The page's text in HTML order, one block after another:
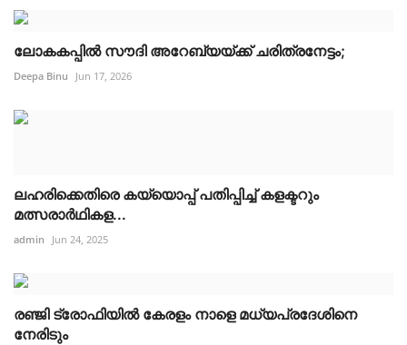
ലോകകപ്പിൽ സൗദി അറേബ്യയ്ക്ക് ചരിത്രനേട്ടം;
Deepa Binu Jun 17, 2026
ലഹരിക്കെതിരെ കയ്യൊപ്പ് പതിപ്പിച്ച് കളക്ടറും
മത്സരാർഥികള...
admin Jun 24, 2025
രഞ്ജി ട്രോഫിയിൽ കേരളം നാളെ മധ്യപ്രദേശിനെ
നേരിടും